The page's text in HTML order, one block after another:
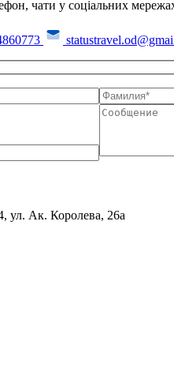
чати у соціальних
ул. Ак. Королева, 26а